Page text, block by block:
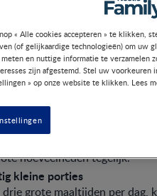
kunnen helpen om
dingen om te
blijft. Drink
Dit helpt niet alleen om
hoeveelheden tegelijk.
kleine porties
drie grote maaltijden per dag,
« Alle cookies accepteren » te klikken,
(of gelijkaardige technologieën) om uw
en nuttige informatie te verzamelen
zijn afgestemd. Stel uw voorkeuren
» op onze website te klikken. Lees